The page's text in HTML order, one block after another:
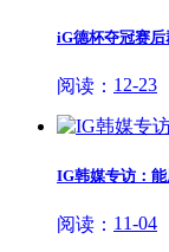
iG德杯夺冠赛后
阅读： 12-23
IG韩媒专访：
阅读： 11-04